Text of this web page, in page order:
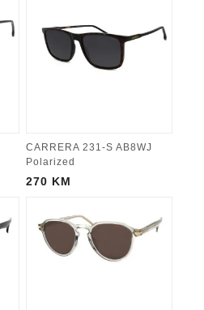
CARRERA 231-S AB8WJ
Polarized
270 KM